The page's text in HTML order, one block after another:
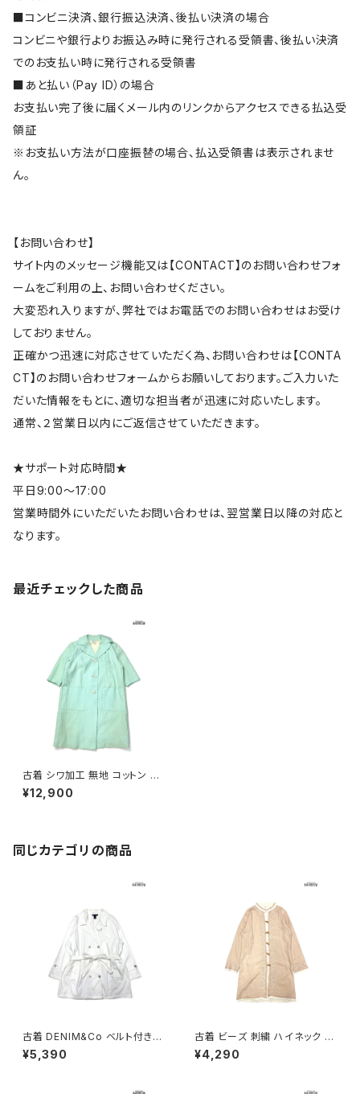
■コンビニ決済、銀行振込決済、後払い決済の場合
コンビニや銀行よりお振込み時に発行される受領書、後払い決済
でのお支払い時に発行される受領書
■あと払い（Pay ID）の場合
お支払い完了後に届くメール内のリンクからアクセスできる払込受
領証
※お支払い方法が口座振替の場合、払込受領書は表示されませ
ん。
【お問い合わせ】
サイト内のメッセージ機能又は【CONTACT】のお問い合わせフォ
ームをご利用の上、お問い合わせください。
大変恐れ入りますが、弊社ではお電話でのお問い合わせはお受け
しておりません。
正確かつ迅速に対応させていただく為、お問い合わせは【CONTA
CT】のお問い合わせフォームからお願いしております。ご入力いた
だいた情報をもとに、適切な担当者が迅速に対応いたします。
通常、２営業日以内にご返信させていただきます。
★サポート対応時間★
平日9:00～17:00
営業時間外にいただいたお問い合わせは、翌営業日以降の対応と
なります。
最近チェックした商品
古着 シワ加工 無地 コットン 長
袖 アウター ライトコート ライト
グリーン (ttu2601077)
¥12,900
同じカテゴリの商品
古着 DENIM&Co ベルト付き
無地 デニム 長袖 アウター ライ
トコート 白 (ttu2602027)
¥5,390
古着 ビーズ 刺繍 ハイネック 総
柄 コットン100％ 長袖 アウター
ライトコート サーモンピンク ベ
¥4,290